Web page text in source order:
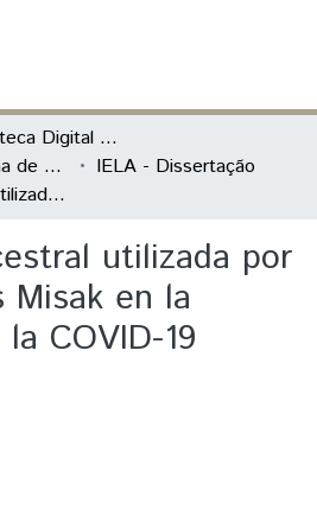
UNILA | Biblioteca Digital de Dissertações e Teses
PPGIELA - Programa de Pós-Graduação Interdisciplinar em Estudos Latino-Americanos
IELA - Dissertação
Medicina ancestral utilizada por los indígenas Misak en la pandemia de la COVID-19
utilizada por
Misak en la
COVID-19